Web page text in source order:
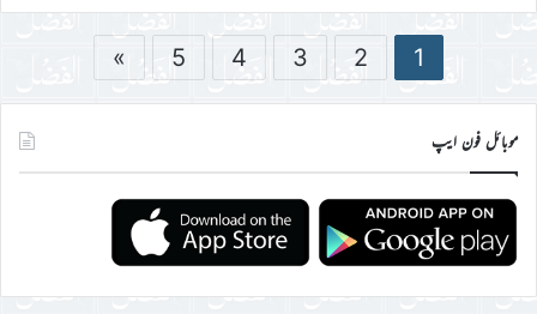
1
2
3
4
5
»
موبائل فون ایپ